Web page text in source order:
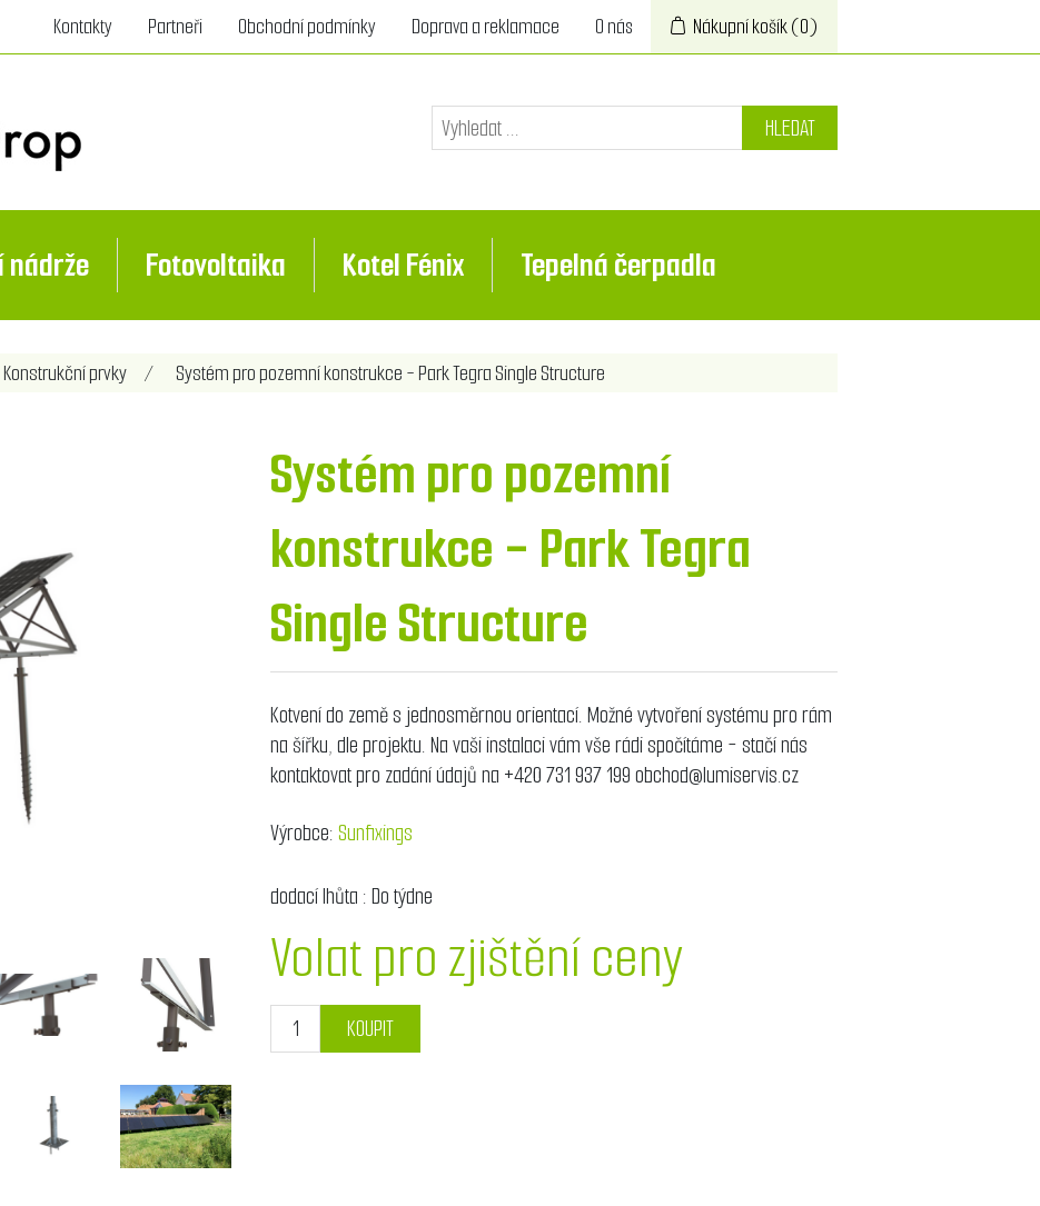
Kontakty Partneři Obchodní podmínky Doprava a reklamace O nás Nákupní košík(0)
HLEDAT
nádrže Fotovoltaika Kotel Fénix Tepelná čerpadla
Konstrukční prvky / Systém pro pozemní konstrukce - Park Tegra Single Structure
Systém pro pozemní
konstrukce - Park Tegra
Single Structure
Kotvení do země s jednosměrnou orientací. Možné vytvoření systému pro rám
na šířku, dle projektu. Na vaši instalaci vám vše rádi spočítáme - stačí nás
kontaktovat pro zadání údajů na +420 731 937 199 obchod@lumiservis.cz
Výrobce: Sunfixings
dodací lhůta : Do týdne
Volat pro zjištění ceny
KOUPIT